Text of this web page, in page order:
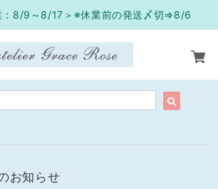
：8/9～8/17＞※休業前の発送〆切⇒8/6
お知らせ